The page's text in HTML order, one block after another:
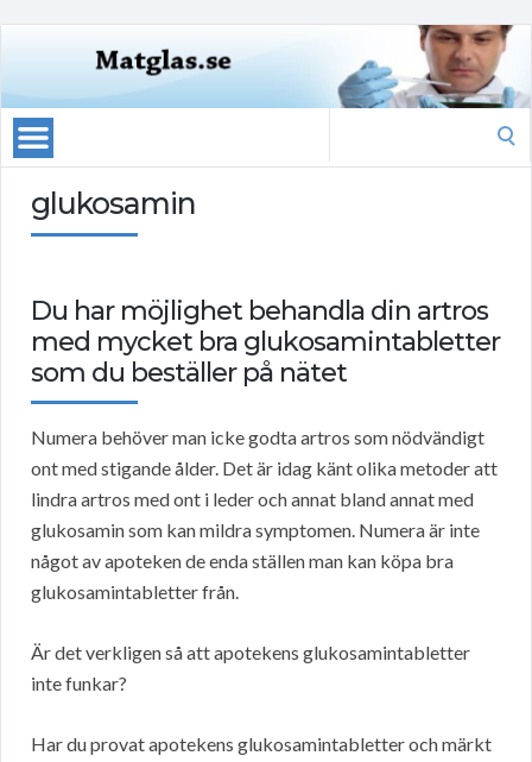
glukosamin
Du har möjlighet behandla din artros
med mycket bra glukosamintabletter
som du beställer på nätet
Numera behöver man icke godta artros som nödvändigt
ont med stigande ålder. Det är idag känt olika metoder att
lindra artros med ont i leder och annat bland annat med
glukosamin som kan mildra symptomen. Numera är inte
något av apoteken de enda ställen man kan köpa bra
glukosamintabletter från.
Är det verkligen så att apotekens glukosamintabletter
inte funkar?
Har du provat apotekens glukosamintabletter och märkt